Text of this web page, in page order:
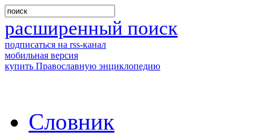
расширенный поиск
подписаться на rss-канал
мобильная версия
купить Православную энциклопедию
Словник